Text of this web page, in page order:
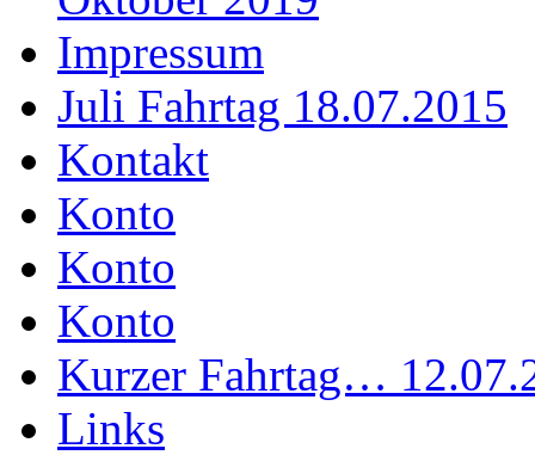
Impressum
Juli Fahrtag 18.07.2015
Kontakt
Konto
Konto
Konto
Kurzer Fahrtag…
Links